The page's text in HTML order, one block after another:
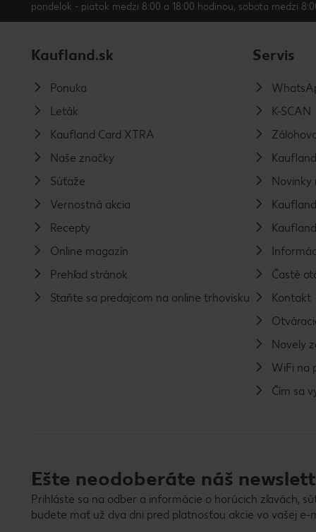
pondelok - piatok medzi 8:00 a 18:00 hodinou, sobota medzi
Kaufland.sk
Ponuka
Leták
Kaufland Card XTRA
Naše značky
Súťaže
Vernostná akcia
Recepty
Online magazín
Prehľad stránok
Staňte sa predajcom na online trhovisku
Servis
K-SCAN
Novinky
Časté
Kontakt
Novely
WiFi na
Čím sa
Ešte neodoberáte náš
Prihláste sa na odber a informácie o horúcich zľavách,
budete mať už dva dni pred platnosťou akcie vo vašej e-